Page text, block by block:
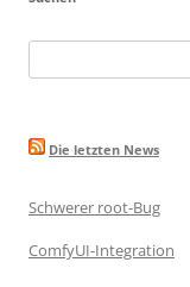
nach:
Die letzten News
Schwerer root-Bug
ComfyUI-Integration